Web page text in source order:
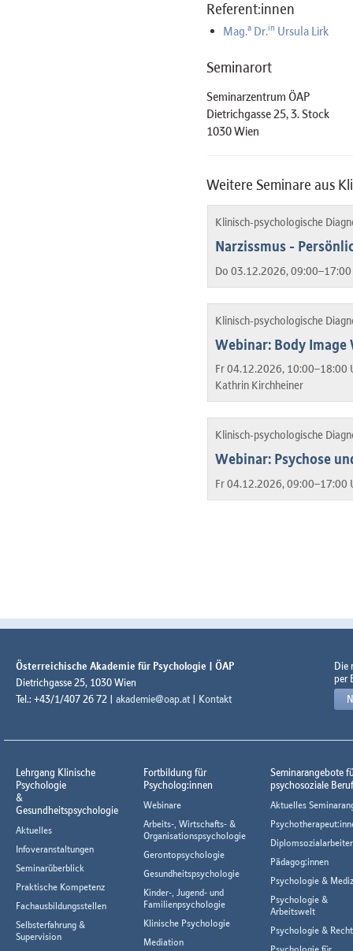
Referent:innen
Mag.a Dr.in Ursula Lirk
Seminarort
Seminarzentrum ÖAP
Dietrichgasse 25, 3. Stock
1030 Wien
Weitere Seminare aus
Klinisch-psychologische
Narzissmus -
Do 03.12.2026,
Klinisch-psychologische
Webinar: Body
Fr 04.12.2026, 10:00–18:00
Kathrin Kirchheiner
Klinisch-psychologische
Webinar: Psychose
Fr 04.12.2026, 09:00–17:00
Österreichische Akademie für Psychologie | ÖAP
Dietrichgasse 25, 1030 Wien
Tel.: +43/1/407 26 72 | akademie@oap.at | Kontakt
Die
per
Lehrgang Klinische
Psychologie
&
Gesundheitspsychologie
Aktuelles
Infoveranstaltungen
Seminarüberblick
Praktische Kompetenz
Fachausbildungsstellen
Selbsterfahrung &
Supervision
Fortbildung für
Psycholog:innen
Webinare
Arbeits-, Wirtschafts- &
Organisationspsychologie
Gerontopsychologie
Gesundheitspsychologie
Kinder-, Jugend- und
Familienpsychologie
Klinische Psychologie
Mediation
Seminarangebote
psychosoziale
Aktuelles
Pädagog:innen
Psychologie &
Psychologie &
Arbeitswelt
Psychologie & Recht